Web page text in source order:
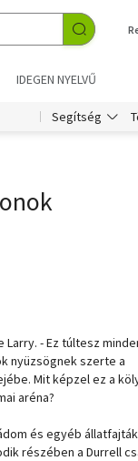
IDEGEN NYELVŰ
Segítség
- Ez túltesz
nyüzsögnek szerte a
Mit képzel ez a
aréna?
és egyéb állatfajták
részében a Durrell